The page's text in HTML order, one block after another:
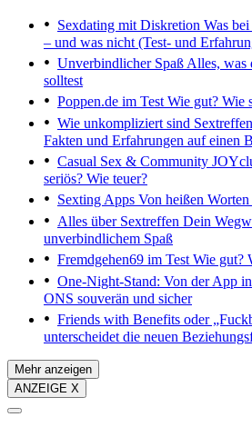
Sexdating mit Diskretion Was
– und was nicht (Test- und
Unverbindlicher Spaß Alles, was
solltest
Poppen.de im Test Wie gut? Wie
Wie unkompliziert sind
Fakten und Erfahrungen auf einen
Casual Sex & Community
seriös? Wie teuer?
Sexting Apps Von heißen
Alles über Sextreffen Dein
unverbindlichem Spaß
Fremdgehen69 im Test Wie gut?
One-Night-Stand: Von der App
ONS souverän und sicher
Friends with Benefits oder
unterscheidet die neuen
Mehr anzeigen
ANZEIGE X